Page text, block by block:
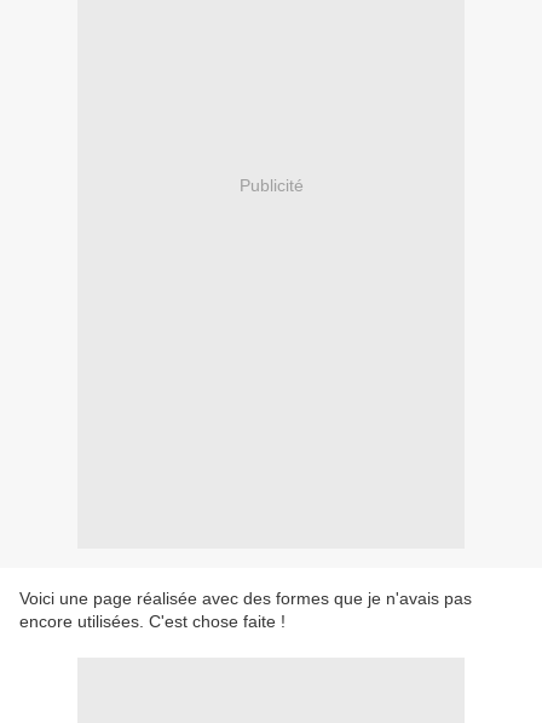
Publicité
Voici une page réalisée avec des formes que je n'avais pas
encore utilisées. C'est chose faite !